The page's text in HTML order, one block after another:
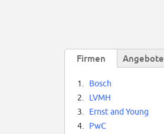
Firmen Angebote
1.
Bosch
2.
LVMH
3.
Ernst and Young
4.
PwC